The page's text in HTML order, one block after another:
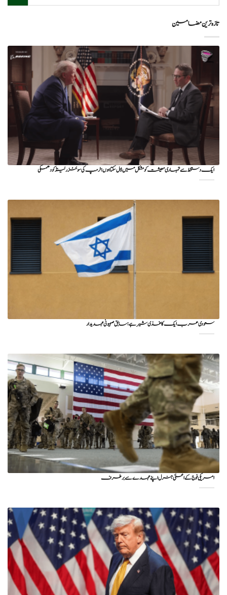
تازہ ترین مضامین
ایک دستخط سے تمہاری معیشت کو مشکل میں ڈال سکتا ہوں؛ ٹرمپ کی سوئٹزرلینڈ کو دھمکی
سعودی عرب ایک کاغذی شیر ہے: سابق صہیونی عہدیدار
امریکی فوج کے اعلیٰ جنرل اپنے عہدے سے برطرف